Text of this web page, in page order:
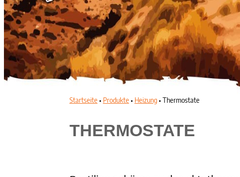
Startseite• Produkte• Heizung• Thermostate
THERMOSTATE